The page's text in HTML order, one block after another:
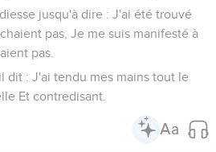
jusqu'à dire : J'ai été trouvé
pas, Je me suis manifesté à
pas.
dit : J'ai tendu mes mains tout le
Et contredisant.